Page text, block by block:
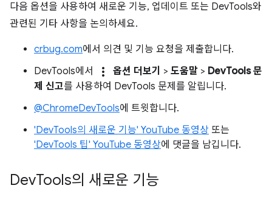
다음 옵션을 사용하여 새로운 기능, 업데이트 또는 DevTools와
관련된 기타 사항을 논의하세요.
crbug.com에서 의견 및 기능 요청을 제출합니다.
DevTools에서
more_vert 옵션 더보기 > 도움말 > DevTools 문
제 신고를 사용하여 DevTools 문제를 알립니다.
@ChromeDevTools에 트윗합니다.
'DevTools의 새로운 기능' YouTube 동영상 또는
'DevTools 팁' YouTube 동영상에 댓글을 남깁니다.
DevTools의 새로운 기능